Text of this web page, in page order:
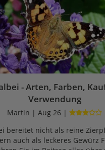
- Arten, Farben,
Verwendung
Martin | Aug 26 |
bereitet nicht als reine
auch als leckeres Gewürz